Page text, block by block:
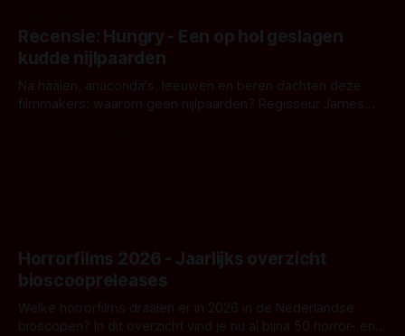
achtergrond, belooft iets kleurrijks maar onheilspellends,
iets ongrijpbaars. En dat maakt De Groen met ieder woord
waar.
Recensie: Hungry - Een op hol geslagen
kudde nijlpaarden
Na haaien, anaconda's, leeuwen en beren dachten deze
filmmakers: waarom geen nijlpaarden? Regisseur James
Horrorfilms 2026 - Jaarlijks overzicht
bioscoopreleases
Welke horrorfilms draaien er in 2026 in de Nederlandse
bioscopen? In dit overzicht vind je nu al bijna 50 horror- en